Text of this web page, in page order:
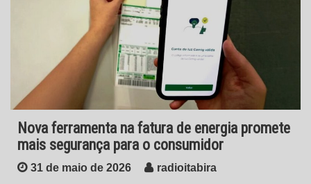
Nova ferramenta na fatura de energia promete
mais segurança para o consumidor
31 de maio de 2026 radioitabira